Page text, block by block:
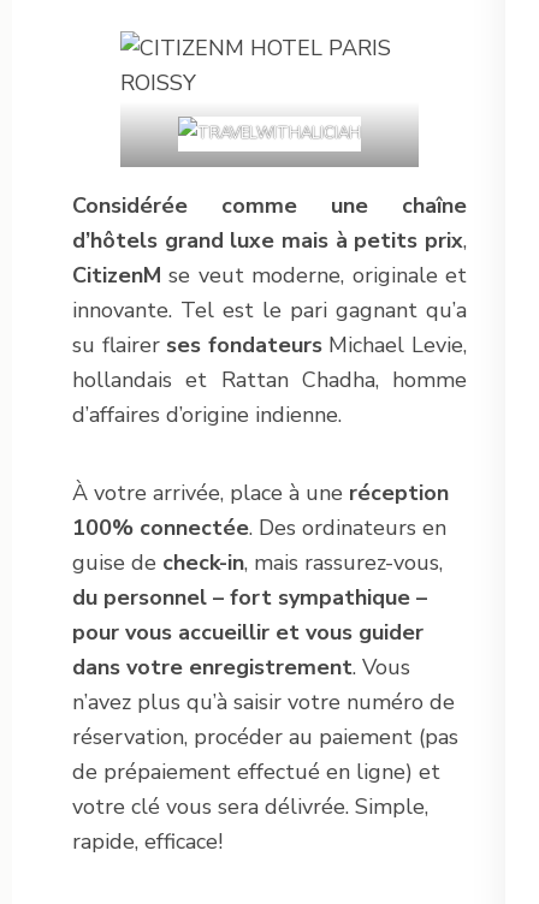
Considérée comme une chaîne
d’hôtels grand luxe mais à petits prix,
CitizenM se veut moderne, originale et
innovante. Tel est le pari gagnant qu’a
su flairer ses fondateursMichael Levie,
hollandais et Rattan Chadha, homme
d’affaires d’origine indienne.
À votre arrivée, place à une réception
100% connectée. Des ordinateurs en
guise de check-in, mais rassurez-vous,
du personnel – fort sympathique –
pour vous accueillir et vous guider
dans votre enregistrement. Vous
n’avez plus qu’à saisir votre numéro de
réservation, procéder au paiement (pas
de prépaiement effectué en ligne) et
votre clé vous sera délivrée. Simple,
rapide, efficace!